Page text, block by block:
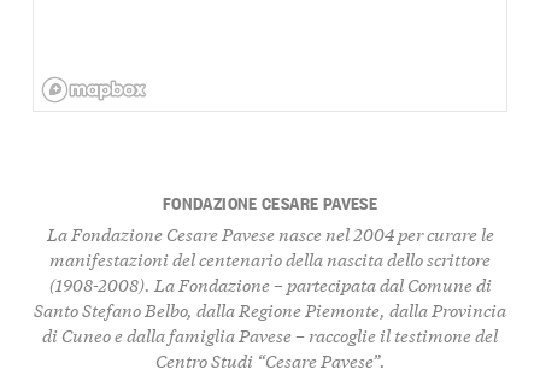
FONDAZIONE CESARE PAVESE
La Fondazione Cesare Pavese nasce nel 2004 per curare le
manifestazioni del centenario della nascita dello scrittore
(1908-2008). La Fondazione – partecipata dal Comune di
Santo Stefano Belbo, dalla Regione Piemonte, dalla Provincia
di Cuneo e dalla famiglia Pavese – raccoglie il testimone del
Centro Studi “Cesare Pavese”.